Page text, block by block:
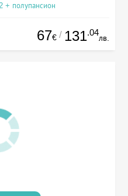
+ полупансион
67€ / 131.04
лв.